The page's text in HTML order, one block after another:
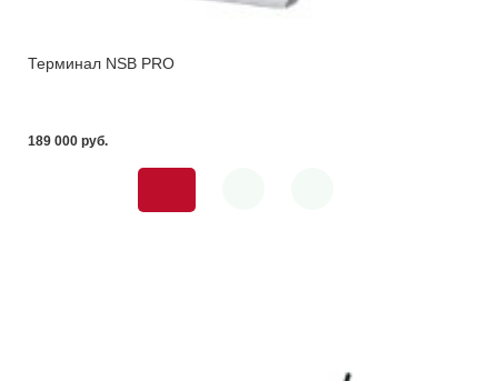
Терминал NSB PRO
189 000 pуб.